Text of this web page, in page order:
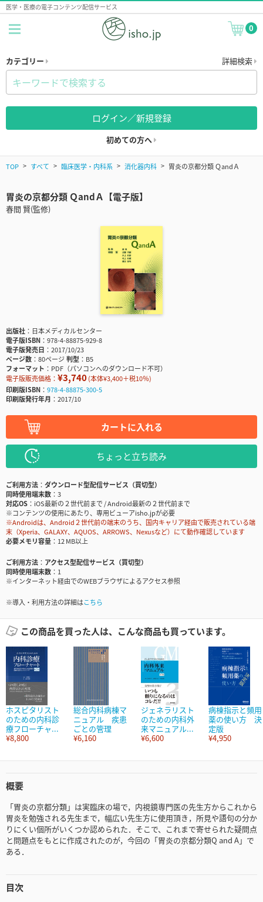
医学・医療の電子コンテンツ配信サービス
0
カテゴリー 詳細検索
ログイン／新規登録
初めての方へ
TOP すべて 臨床医学・内科系 消化器内科 胃炎の京都分類 ＱandＡ
胃炎の京都分類 ＱandＡ【電子版】
春間 賢(監修)
出版社
日本メディカルセンター
電子版ISBN
978-4-88875-929-8
電子版発売日
2017/10/23
ページ数
80ページ判型
B5
フォーマット
PDF（パソコンへのダウンロード不可）
電子版販売価格： ¥3,740(本体¥3,400＋税10％)
印刷版ISBN
978-4-88875-300-5
印刷版発行年月
2017/10
カートに入れる
ちょっと立ち読み
ご利用方法
ダウンロード型配信サービス（買切型）
同時使用端末数
3
対応OS
iOS最新の２世代前まで / Android最新の２世代前まで
※コンテンツの使用にあたり、専用ビューアisho.jpが必要
※Androidは、Android２世代前の端末のうち、国内キャリア経由で販売されている端
末（Xperia、GALAXY、AQUOS、ARROWS、Nexusなど）にて動作確認しています
必要メモリ容量
12 MB以上
ご利用方法
アクセス型配信サービス（買切型）
同時使用端末数
1
※インターネット経由でのWEBブラウザによるアクセス参照
※導入・利用方法の詳細はこちら
この商品を買った人は、こんな商品も買っています。
ホスピタリスト
のための内科診
療フローチャ...
¥8,800
総合内科病棟マ
ニュアル 疾患
ごとの管理
¥6,160
ジェネラリスト
のための内科外
来マニュアル...
¥6,600
病棟指示と頻用
薬の使い方 決
定版
¥4,950
概要
「胃炎の京都分類」は実臨床の場で，内視鏡専門医の先生方からこれから
胃炎を勉強される先生まで，幅広い先生方に使用頂き，所見や語句の分か
りにくい個所がいくつか認められた．そこで、これまで寄せられた疑問点
と問題点をもとに作成されたのが，今回の「胃炎の京都分類Q and A」で
ある．
目次